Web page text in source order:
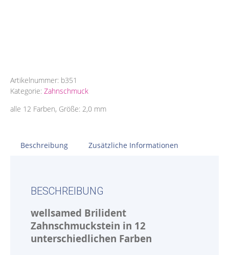
Artikelnummer: b351
Kategorie: Zahnschmuck
alle 12 Farben, Größe: 2,0 mm
Beschreibung Zusätzliche Informationen
BESCHREIBUNG
wellsamed Brilident
Zahnschmuckstein in 12
unterschiedlichen Farben